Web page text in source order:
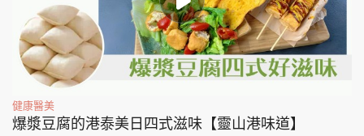
健康醫美
爆漿豆腐的港泰美日四式滋味【靈山港味道】